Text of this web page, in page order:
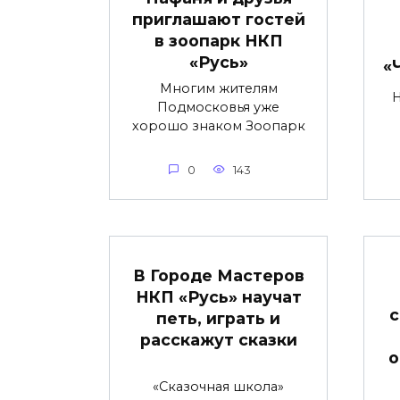
приглашают гостей
в зоопарк НКП
«Русь»
Многим жителям
Подмосковья уже
хорошо знаком Зоопарк
0 143
В Городе Мастеров
НКП «Русь» научат
петь, играть и
расскажут сказки
«Сказочная школа»